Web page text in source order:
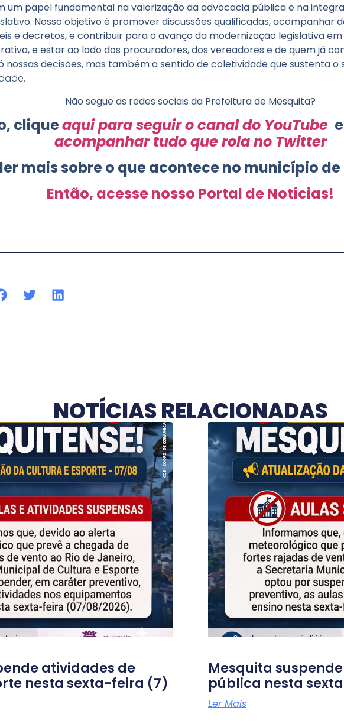
um papel fundamental na valorização da advocacia pública e na
Nosso objetivo é promover discussões qualificadas, acompanhar
e decretos, e contribuir para o avanço da modernização legislativa em
e estar ao lado dos procuradores, dos vereadores e de quem já
nossas decisões, mas também o sentido de coletividade que sustenta o
Não segue as redes sociais da Prefeitura de Mesquita?
cliqueaqui para seguir o canal do YouTube e
acompanhar tudo que rola no Twitter
mais sobre o que acontece no município
Então, acesse nosso Portal de Notícias!
NOTÍCIAS RELACIONADAS
atividades de
nesta sexta-feira (7)
Mesquita
pública nesta
Ler Mais